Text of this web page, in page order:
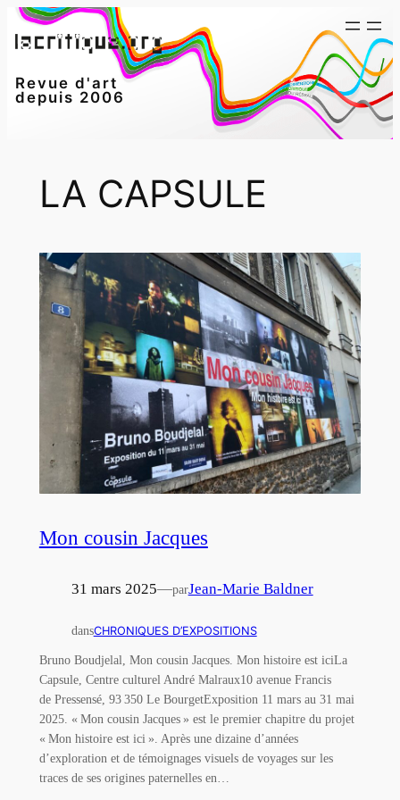
Aller
au
Revue d'art
depuis 2006
LA CAPSULE
Mon cousin Jacques
31 mars 2025—parJean-Marie Baldner
dansCHRONIQUES D’EXPOSITIONS
Bruno Boudjelal, Mon cousin Jacques. Mon histoire est iciLa
Capsule, Centre culturel André Malraux10 avenue Francis
de Pressensé, 93 350 Le BourgetExposition 11 mars au 31 mai
2025. « Mon cousin Jacques » est le premier chapitre du projet
« Mon histoire est ici ». Après une dizaine d’années
d’exploration et de témoignages visuels de voyages sur les
traces de ses origines paternelles en…